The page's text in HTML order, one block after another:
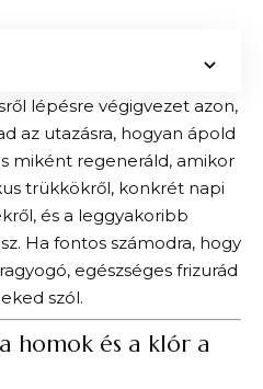
lépésre végigvezet azon,
az utazásra, hogyan ápold
miként regeneráld, amikor
trükkökről, konkrét napi
és a leggyakoribb
Ha fontos számodra, hogy
egészséges frizurád
szól.
homok és a klór a